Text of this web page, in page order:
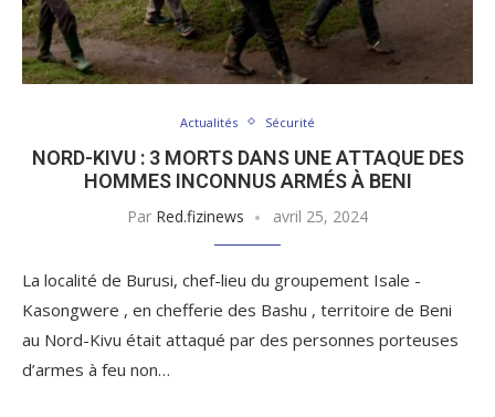
Actualités Sécurité
NORD-KIVU : 3 MORTS DANS UNE ATTAQUE DES
HOMMES INCONNUS ARMÉS À BENI
Par Red.fizinews avril 25, 2024
La localité de Burusi, chef-lieu du groupement Isale -
Kasongwere , en chefferie des Bashu , territoire de Beni
au Nord-Kivu était attaqué par des personnes porteuses
d’armes à feu non…